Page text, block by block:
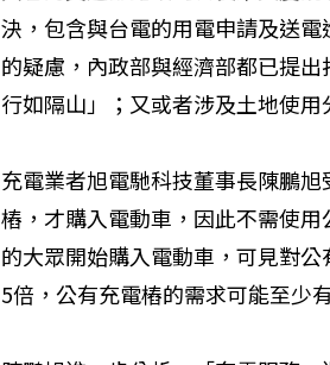
決，包含與台電的用電申請及送
的疑慮，內政部與經濟部都已提
行如隔山」；又或者涉及土地使
充電業者旭電馳科技董事長陳鵬
樁，才購入電動車，因此不需使
的大眾開始購入電動車，可見對
5倍，公有充電樁的需求可能至少